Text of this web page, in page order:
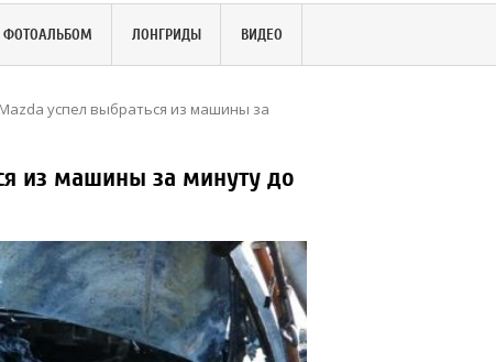
ФОТОАЛЬБОМ ЛОНГРИДЫ ВИДЕО
успел выбраться из машины за
из машины за минуту до